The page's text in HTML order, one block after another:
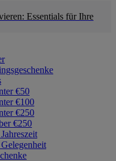
Essentials für Ihre
€50
€100
€250
€250